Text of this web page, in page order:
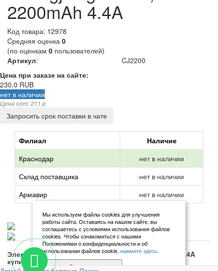
2200mAh 4.4A
Kод товара: 12978
Cредняя оценка 0
(по оценкам 0 пользователей)
Артикул:
CJ2200
Цена при заказе на сайте:
230.0 RUB
нет в наличии
Цена опт: 211 p
Запросить срок поставки в чате
Филиал
Наличие
Краснодар
нет в наличии
Склад поставщика
нет в наличии
Армавир
нет в наличии
Элемент питания Changjiang 18650, 3.7V 2200mAh 4.4A
купить в Краснодаре с доставкой по России.
Мы используем файлы cookies для улучшения
работы сайта. Оставаясь на нашем сайте, вы
соглашаетесь с условиями использования файлов
cookies. Чтобы ознакомиться с нашими
Положениями о конфиденциальности и об
использовании файлов cookie,нажмите здесь.
Я согласен